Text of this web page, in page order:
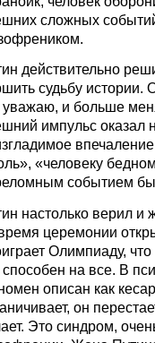
сложных
действительно
судьбу истории.
уважаю, и больше
импульс оказал
«человеку
событием
настолько верил и
церемонии
Олимпиаду,
способен на все. В
описан как
он
Это синдром,